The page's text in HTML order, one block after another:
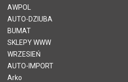
AWPOL
AUTO-DZIUBA
BUMAT
SKLEPY WWW
WRZESIEŃ
AUTO-IMPORT
Arko